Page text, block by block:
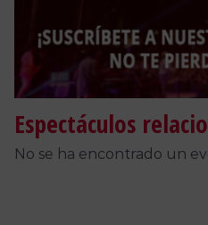
Espectáculos
No se ha encontrado un